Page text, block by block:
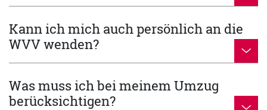
Kann ich mich auch persönlich an die
WVV wenden?
Was muss ich bei meinem Umzug
berücksichtigen?